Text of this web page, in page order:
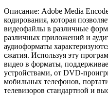
Описание: Adobe Media
кодирования, которая
видеофайлы в различные
различных приложений и
аудиоформаты
сжатия. Используя эту
видео в форматы,
устройствами, от DVD-
мобильных телефонов,
телевизоров стандартной и